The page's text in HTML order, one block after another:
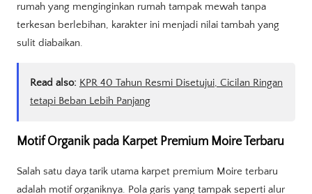
rumah yang menginginkan rumah tampak mewah tanpa
terkesan berlebihan, karakter ini menjadi nilai tambah yang
sulit diabaikan.
Read also: KPR 40 Tahun Resmi Disetujui, Cicilan Ringan
tetapi Beban Lebih Panjang
Motif Organik pada Karpet Premium Moire Terbaru
Salah satu daya tarik utama karpet premium Moire terbaru
adalah motif organiknya. Pola garis yang tampak seperti alur